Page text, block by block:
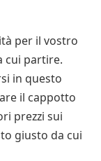
per il vostro
cui partire.
in questo
il cappotto
prezzi sui
giusto da cui